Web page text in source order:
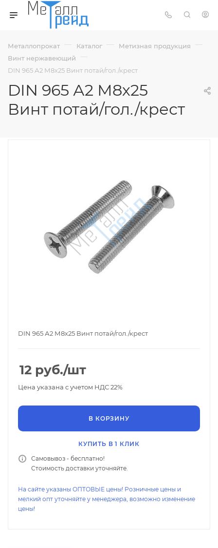
Металлопрокат — Каталог — Метизная продукция —
Винт нержавеющий —
DIN 965 А2 М8х25 Винт потай/гол./крест
DIN 965 А2 М8х25
Винт потай/гол./крест
DIN 965 А2 М8х25 Винт потай/гол./крест
12 руб./шт
Цена указана с учетом НДС 22%
В КОРЗИНУ
КУПИТЬ В 1 КЛИК
Самовывоз - бесплатно!
Стоимость доставки уточняйте.
На сайте указаны ОПТОВЫЕ цены! Розничные цены и
мелкий опт уточняйте у менеджера, возможно изменение
цены!